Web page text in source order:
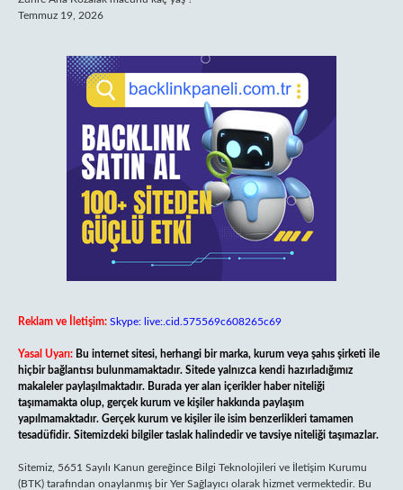
Temmuz 19, 2026
Reklam ve İletişim: Skype: live:.cid.575569c608265c69
Yasal Uyarı: Bu internet sitesi, herhangi bir marka, kurum veya şahıs şirketi ile
hiçbir bağlantısı bulunmamaktadır. Sitede yalnızca kendi hazırladığımız
makaleler paylaşılmaktadır. Burada yer alan içerikler haber niteliği
taşımamakta olup, gerçek kurum ve kişiler hakkında paylaşım
yapılmamaktadır. Gerçek kurum ve kişiler ile isim benzerlikleri tamamen
tesadüfidir. Sitemizdeki bilgiler taslak halindedir ve tavsiye niteliği taşımazlar.
Sitemiz, 5651 Sayılı Kanun gereğince Bilgi Teknolojileri ve İletişim Kurumu
(BTK) tarafından onaylanmış bir Yer Sağlayıcı olarak hizmet vermektedir. Bu